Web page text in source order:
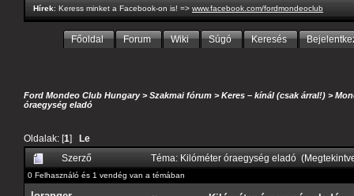
Hírek: Keress minket a Facebook-on is! => www.facebook.com/fordmondeoclub
Főoldal Forum Wiki Súgó Keresés
Ford Mondeo Club Hungary>Szakmai fórum >Keres – kínál (csak árral!) >
óraegység eladó
Oldalak: [1] Le
Szerző
Téma: Kilóméter óraegység eladó
0 Felhasználó és 1 vendég van a témában